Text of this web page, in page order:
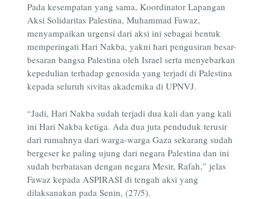
Pada kesempatan yang sama, Koordinator Lapangan
Aksi Solidaritas Palestina, Muhammad Fawaz,
menyampaikan urgensi dari aksi ini sebagai bentuk
memperingati Hari Nakba, yakni hari pengusiran besar-
besaran bangsa Palestina oleh Israel serta menyebarkan
kepedulian terhadap genosida yang terjadi di Palestina
kepada seluruh sivitas akademika di UPNVJ.
“Jadi, Hari Nakba sudah terjadi dua kali dan yang kali
ini Hari Nakba ketiga. Ada dua juta penduduk terusir
dari rumahnya dari warga-warga Gaza sekarang sudah
bergeser ke paling ujung dari negara Palestina dan ini
sudah berbatasan dengan negara Mesir, Rafah,” jelas
Fawaz kepada ASPIRASI di tengah aksi yang
dilaksanakan pada Senin, (27/5).